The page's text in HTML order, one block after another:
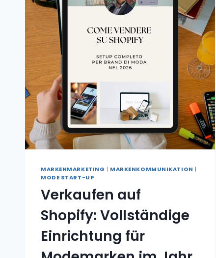
MARKENMARKETING | MARKENKOMMUNIKATION |
MODE START-UP
Verkaufen auf
Shopify: Vollständige
Einrichtung für